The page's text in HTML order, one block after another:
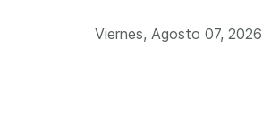
Viernes, Agosto 07, 2026